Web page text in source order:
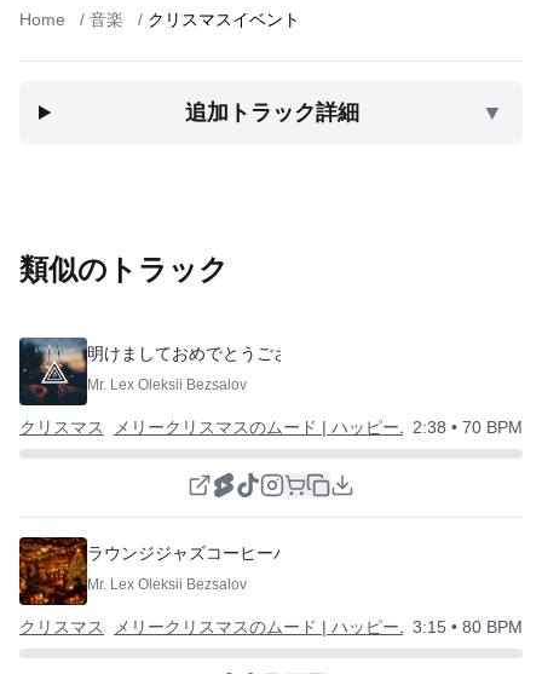
Home / 音楽 / クリスマスイベント
追加トラック詳細 ▼
類似のトラック
明けましておめでとうございます
Mr. Lex Oleksii Bezsalov
クリスマス メリークリスマスのムード | ハッピーニューイヤー
2:38 • 70 BPM
ラウンジジャズコーヒーバー
Mr. Lex Oleksii Bezsalov
クリスマス メリークリスマスのムード | ハッピーニューイヤー
3:15 • 80 BPM